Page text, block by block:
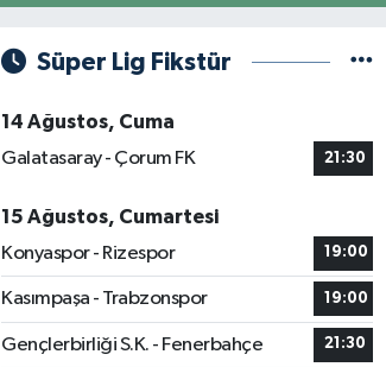
Süper Lig Fikstür
14 Ağustos, Cuma
Galatasaray - Çorum FK
21:30
15 Ağustos, Cumartesi
Konyaspor - Rizespor
19:00
Kasımpaşa - Trabzonspor 19:00
Gençlerbirliği S.K. - Fenerbahçe 21:30